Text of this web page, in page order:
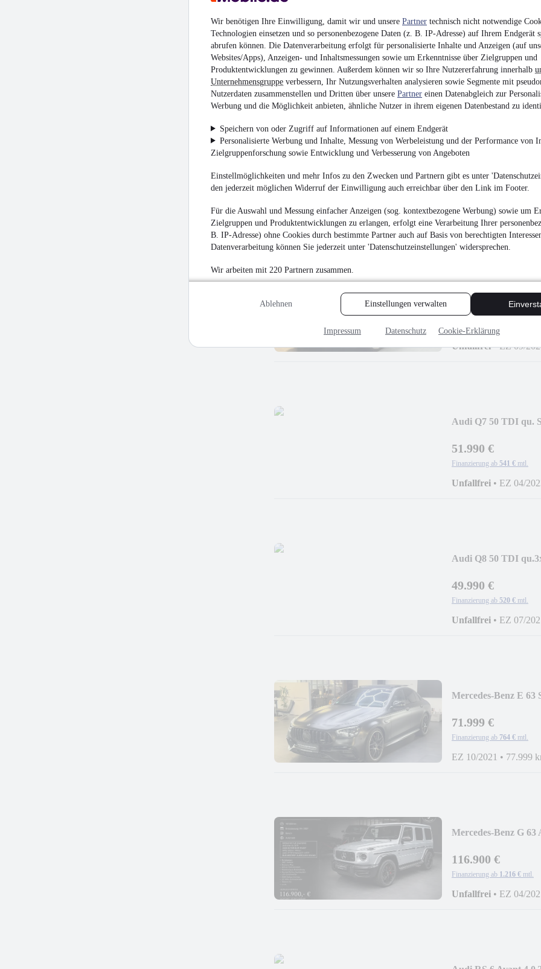
Wir benötigen Ihre Einwilligung, damit wir und unsere Partner technisch nicht notwendige
Technologien einsetzen und so personenbezogene Daten (z. B. IP-Adresse) auf Ihrem Endgerät
abrufen können. Die Datenverarbeitung erfolgt für personalisierte Inhalte und Anzeigen (auf
Websites/Apps), Anzeigen- und Inhaltsmessungen sowie um Erkenntnisse über Zielgruppen und
Produktentwicklungen zu gewinnen. Außerdem können wir so Ihre Nutzererfahrung innerhalb
Unternehmensgruppe verbessern, Ihr Nutzungsverhalten analysieren sowie Segmente mit
Nutzerdaten zusammenstellen und Dritten über unsere Partner einen Datenabgleich zur
Werbung und die Möglichkeit anbieten, ähnliche Nutzer in ihrem eigenen Datenbestand zu
Speichern von oder Zugriff auf Informationen auf einem Endgerät
Personalisierte Werbung und Inhalte, Messung von Werbeleistung und der Performance von
Zielgruppenforschung sowie Entwicklung und Verbesserung von Angeboten
Einstellmöglichkeiten und mehr Infos zu den Zwecken und Partnern gibt es unter
den jederzeit möglichen Widerruf der Einwilligung auch erreichbar über den Link im Footer.
Für die Auswahl und Messung einfacher Anzeigen (sog. kontextbezogene Werbung) sowie um
Zielgruppen und Produktentwicklungen zu erlangen, erfolgt eine Verarbeitung Ihrer
B. IP-Adresse) ohne Cookies durch bestimmte Partner auch auf Basis von berechtigten
Datenverarbeitung können Sie jederzeit unter 'Datenschutzeinstellungen' widersprechen.
Wir arbeiten mit 220 Partnern zusammen.
Ablehnen Einstellungen verwalten
Impressum Datenschutz Cookie-Erklärung
Audi Q7 50 TDI
48.490 €
504 €
Unfallfrei• EZ 12/
Audi Q8 50 TDI qu.
48.900 €
Finanzierung ab 509 € mtl.
Unfallfrei•EZ 09/
Audi Q8 50 TDI
´´/B&O/
47.699 €
Finanzierung ab
Unfallfrei•EZ 09/
Audi Q7 50 TDI qu.
51.990 €
Finanzierung ab 541 € mtl.
Unfallfrei • EZ 04/
Audi Q8 50 TDI
49.990 €
Finanzierung ab 520 € mtl.
Unfallfrei • EZ 07/
Mercedes-Benz E
71.999 €
Finanzierung ab 764 € mtl.
EZ 10/2021 • 77.999
Mercedes-Benz G
116.900 €
Finanzierung ab 1.216 € mtl.
Unfallfrei • EZ 04/